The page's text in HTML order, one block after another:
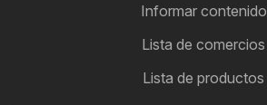
Informar contenido
Lista de comercios
Lista de productos